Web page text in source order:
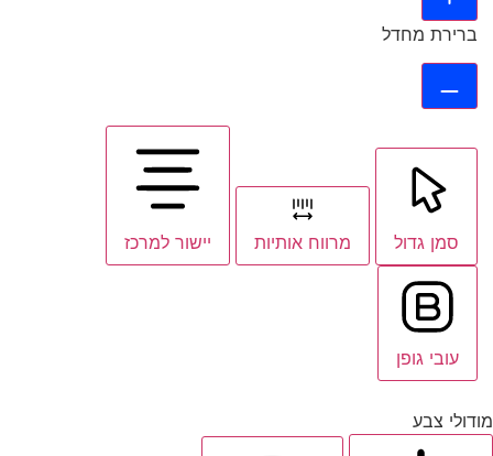
ברירת מחדל
סמן גדול מרווח אותיות יישור למרכז
עובי גופן
מודולי צבע